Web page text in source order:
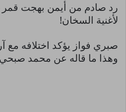
رد صادم من أيمن بهجت قمر
لأغنية السخان!
صبري فواز يؤكد اختلافه
وهذا ما قاله عن محمد